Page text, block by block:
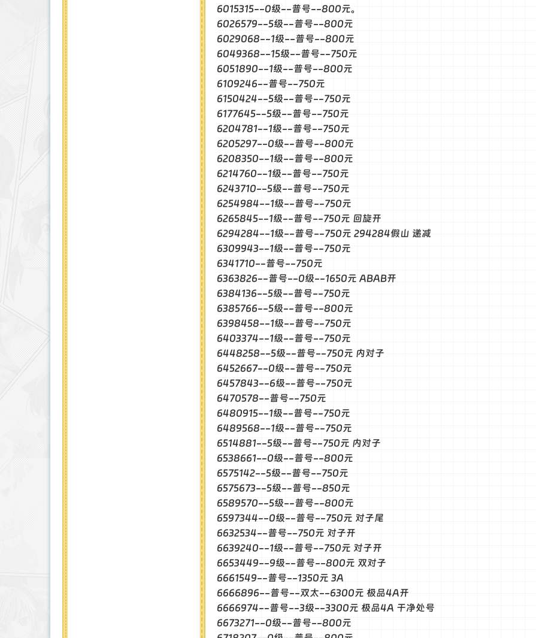
6015315--0级--普号--800元。
6026579--5级--普号--800元
6029068--1级--普号--800元
6049368--15级--普号--750元
6051890--1级--普号--800元
6109246--普号--750元
6150424--5级--普号--750元
6177645--5级--普号--750元
6204781--1级--普号--750元
6205297--0级--普号--800元
6208350--1级--普号--800元
6214760--1级--普号--750元
6243710--5级--普号--750元
6254984--1级--普号--750元
6265845--1级--普号--750元 回旋开
6294284--1级--普号--750元 294284假山 递减
6309943--1级--普号--750元
6341710--普号--750元
6363826--普号--0级--1650元 ABAB开
6384136--5级--普号--750元
6385766--5级--普号--800元
6398458--1级--普号--750元
6403374--1级--普号--750元
6448258--5级--普号--750元 内对子
6452667--0级--普号--750元
6457843--6级--普号--750元
6470578--普号--750元
6480915--1级--普号--750元
6489568--1级--普号--750元
6514881--5级--普号--750元 内对子
6538661--0级--普号--800元
6575142--5级--普号--750元
6575673--5级--普号--850元
6589570--5级--普号--800元
6597344--0级--普号--750元 对子尾
6632534--普号--750元 对子开
6639240--1级--普号--750元 对子开
6653449--9级--普号--800元 双对子
6661549--普号--1350元 3A
6666896--普号--双太--6300元 极品4A开
6666974--普号--3级--3300元 极品4A 干净处号
6673271--0级--普号--800元